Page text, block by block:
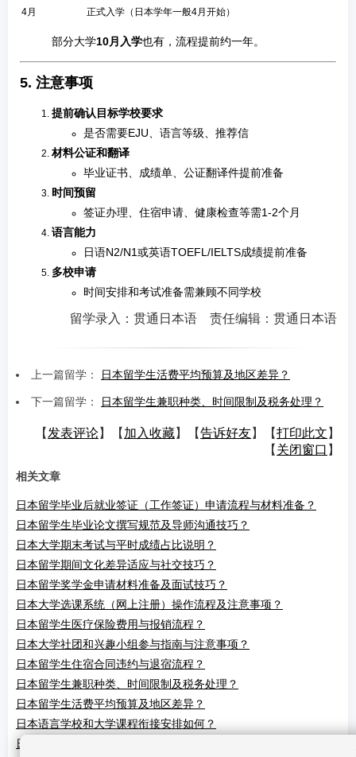
4月
正式入学（日本学年一般4月开始）
部分大学10月入学也有，流程提前约一年。
5. 注意事项
提前确认目标学校要求
是否需要EJU、语言等级、推荐信
材料公证和翻译
毕业证书、成绩单、公证翻译件提前准备
时间预留
签证办理、住宿申请、健康检查等需1-2个月
语言能力
日语N2/N1或英语TOEFL/IELTS成绩提前准备
多校申请
时间安排和考试准备需兼顾不同学校
留学录入：贯通日本语 责任编辑：贯通日本语
上一篇留学： 日本留学生活费平均预算及地区差异？
下一篇留学： 日本留学生兼职种类、时间限制及税务处理？
【 发表评论】【 加入收藏】【告诉好友】【打印此文 】
【 关闭窗口 】
相关文章
日本留学毕业后就业签证（工作签证）申请流程与材料准备？
日本留学生毕业论文撰写规范及导师沟通技巧？
日本大学期末考试与平时成绩占比说明？
日本留学期间文化差异适应与社交技巧？
日本留学奖学金申请材料准备及面试技巧？
日本大学选课系统（网上注册）操作流程及注意事项？
日本留学生医疗保险费用与报销流程？
日本大学社团和兴趣小组参与指南与注意事项？
日本留学生住宿合同违约与退宿流程？
日本留学生兼职种类、时间限制及税务处理？
日本留学生活费平均预算及地区差异？
日本语言学校和大学课程衔接安排如何？
日本大学国际学生入学面试注意事项与技巧？